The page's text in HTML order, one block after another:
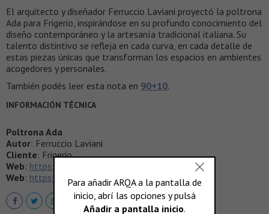
El arquitecto y diseñador Ferruccio Laviani proyectó la poltrona
Ada para Frigerio, inspirándose en su profundo conocimiento del
diseño contemporáneo y la artesanía tradicional italiana. Su
talento distintivo se refleja en cada curva, en cada detalle de
estas piezas únicas que transforman los espacios en ambientes
acogedores y personales.
También podés leer esta nota en 90+10.
INFORMACIÓN TÉCNICA
Poltrona Ada
Autor: Ferruccio Laviani
Cliente: Frigerio
Web: https://www.frigerio.com/it
Web: https://www.laviani.com/